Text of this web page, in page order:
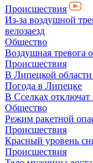
Происшествия
Из-за воздушной
велозаезд
Общество
Воздушная тревога
Происшествия
В Липецкой
Погода в Липецке
В Сселках
Общество
Режим ракетной
Происшествия
Красный уровень
Происшествия